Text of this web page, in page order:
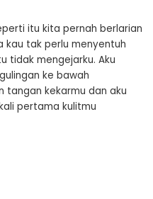
itu kita pernah berlarian
kau tak perlu menyentuh
tidak mengejarku. Aku
ke bawah
tangan kekarmu dan aku
pertama kulitmu